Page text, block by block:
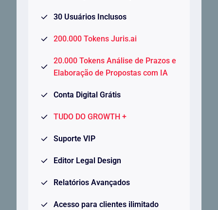
30 Usuários Inclusos
200.000 Tokens Juris.ai
20.000 Tokens Análise de Prazos e
Elaboração de Propostas com IA
Conta Digital Grátis
TUDO DO GROWTH +
Suporte VIP
Editor Legal Design
Relatórios Avançados
Acesso para clientes ilimitado